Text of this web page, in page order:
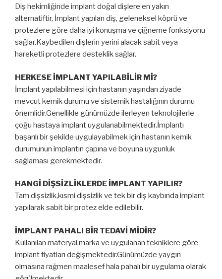
Diş hekimliğinde implant doğal dişlere en yakın
alternatiftir, İmplant yapılan diş, geleneksel köprü ve
protezlere göre daha iyi konuşma ve çiğneme fonksiyonu
sağlar.Kaybedilen dişlerin yerini alacak sabit veya
hareketli protezlere desteklik sağlar.
HERKESE İMPLANT YAPILABİLİR Mİ?
İmplant yapılabilmesi için hastanın yaşından ziyade
mevcut kemik durumu ve sistemik hastalığının durumu
önemlidir.Genellikle günümüzde ilerleyen teknolojilerle
çoğu hastaya implant uygulanabilmektedir.İmplantı
başarılı bir şekilde uygulayabilmek için hastanın kemik
durumunun implantın çapına ve boyuna uygunluk
sağlaması gerekmektedir.
HANGİ DİŞSİZLİKLERDE İMPLANT YAPILIR?
Tam dişsizlik,kısmi dişsizlik ve tek bir diş kaybında implant
yapılarak sabit bir protez elde edilebilir.
İMPLANT PAHALI BİR TEDAVİ MİDİR?
Kullanılan materyal,marka ve uygulanan tekniklere göre
implant fiyatları değişmektedir.Günümüzde yaygın
olmasına rağmen maalesef hala pahalı bir uygulama olarak